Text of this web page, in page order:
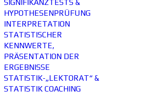
SIGNIFIKANZTESTS &
HYPOTHESENPRÜFUNG
INTERPRETATION
STATISTISCHER
KENNWERTE,
PRÄSENTATION DER
ERGEBNISSE
STATISTIK-„LEKTORAT“ &
STATISTIK COACHING